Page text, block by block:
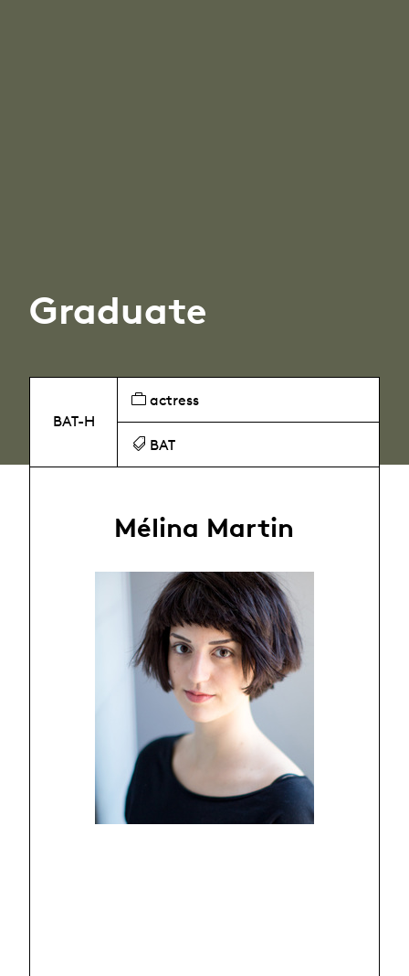
Graduate
BAT-H
actress
BAT
Mélina Martin